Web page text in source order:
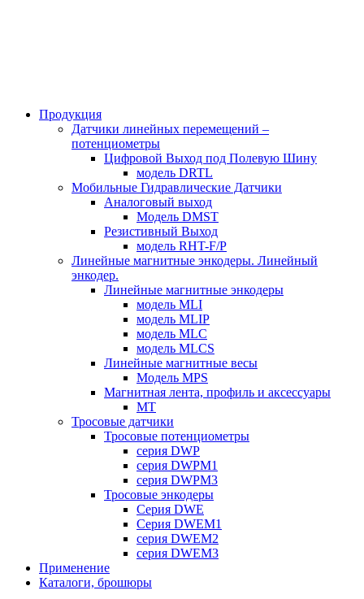
Продукция
Датчики линейных перемещений –
потенциометры
Цифровой Выход под Полевую Шину
модель DRTL
Мобильные Гидравлические Датчики
Аналоговый выход
Модель DMST
Резистивный Выход
модель RHT-F/P
Линейные магнитные энкодеры. Линейный
энкодер.
Линейные магнитные энкодеры
модель MLI
модель MLIP
модель MLC
модель MLCS
Линейные магнитные весы
Модель MPS
Магнитная лента, профиль и аксессуары
MT
Тросовые датчики
Тросовые потенциометры
cерия DWP
cерия DWPM1
серия DWPM3
Тросовые энкодеры
Серия DWE
Серия DWEM1
серия DWEM2
серия DWEM3
Применение
Каталоги, брошюры